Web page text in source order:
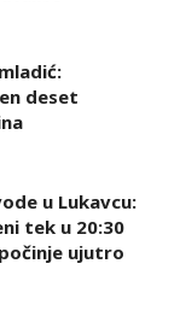
deset
u Lukavcu:
tek u 20:30
ujutro